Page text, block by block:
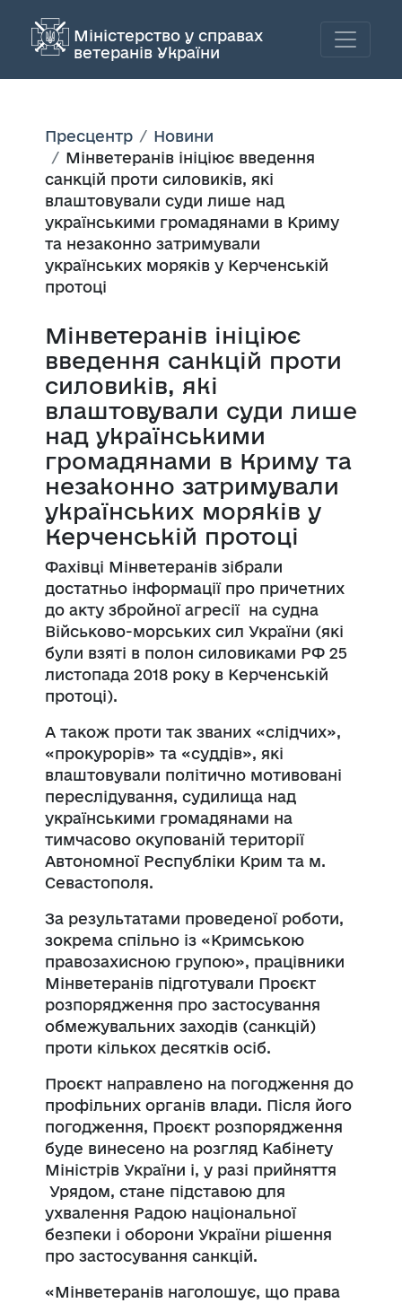
Міністерство у справах
ветеранів України
Пресцентр
Новини
Мінветеранів ініціює введення
санкцій проти силовиків, які
влаштовували суди лише над
українськими громадянами в Криму
та незаконно затримували
українських моряків у Керченській
протоці
Мінветеранів ініціює
введення санкцій проти
силовиків, які
влаштовували суди лише
над українськими
громадянами в Криму та
незаконно затримували
українських моряків у
Керченській протоці
Фахівці Мінветеранів зібрали
достатньо інформації про причетних
до акту збройної агресії на судна
Військово-морських сил України (які
були взяті в полон силовиками РФ 25
листопада 2018 року в Керченській
протоці).
А також проти так званих «слідчих»,
«прокурорів» та «суддів», які
влаштовували політично мотивовані
переслідування, судилища над
українськими громадянами на
тимчасово окупованій території
Автономної Республіки Крим та м.
Севастополя.
За результатами проведеної роботи,
зокрема спільно із «Кримською
правозахисною групою», працівники
Мінветеранів підготували Проєкт
розпорядження про застосування
обмежувальних заходів (санкцій)
проти кількох десятків осіб.
Проєкт направлено на погодження до
профільних органів влади. Після його
погодження, Проєкт розпорядження
буде винесено на розгляд Кабінету
Міністрів України і, у разі прийняття
Урядом, стане підставою для
ухвалення Радою національної
безпеки і оборони України рішення
про застосування санкцій.
«Мінветеранів наголошує, що права